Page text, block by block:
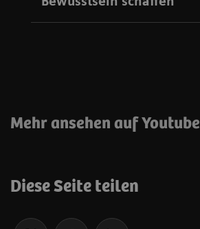
Mehr ansehen auf Youtube
Diese Seite teilen